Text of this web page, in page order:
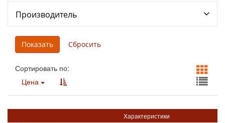
Производитель
Сортировать по:
Цена
Характеристики